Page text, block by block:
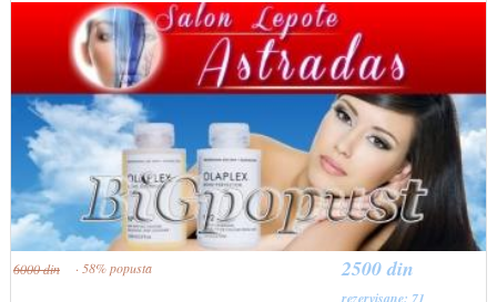
2500 din
rezervisane: 71
6000 din · 58% popusta